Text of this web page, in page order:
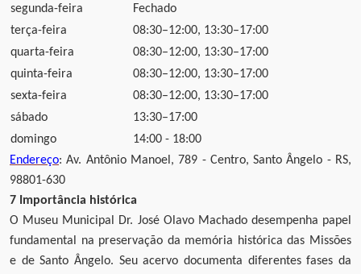
segunda-feira
Fechado
terça-feira
08:30–12:00, 13:30–17:00
quarta-feira
08:30–12:00, 13:30–17:00
quinta-feira
08:30–12:00, 13:30–17:00
sexta-feira
08:30–12:00, 13:30–17:00
sábado
13:30–17:00
domingo
14:00 - 18:00
Endereço: Av. Antônio Manoel, 789 - Centro, Santo Ângelo - RS,
98801-630
7 Importância histórica
O Museu Municipal Dr. José Olavo Machado desempenha papel
fundamental na preservação da memória histórica das Missões
e de Santo Ângelo. Seu acervo documenta diferentes fases da